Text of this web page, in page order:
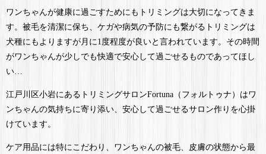
ワンちゃんが健康に過ごすためにもトリミングは大切になってきま
す。被毛を清潔に保ち、ケガや病気の予防にも繋がるトリミングは
犬種にもよりますが月に1度程度が良いと言われています。その時間
がワンちゃんが少しでも快適で安心して過ごせるものであってほし
い…
江戸川区小岩にあるトリミングサロンFortuna（フォルトゥナ）はワ
ンちゃんの気持ちに寄り添い、安心して過ごせるサロン作りを心掛
けています。
ケア用品には特にこだわり、ワンちゃんの被毛、皮膚の状態から最